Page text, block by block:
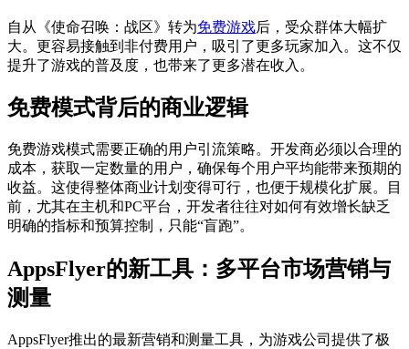
自从《使命召唤：战区》转为免费游戏后，受众群体大幅扩
大。更容易接触到非付费用户，吸引了更多玩家加入。这不仅
提升了游戏的普及度，也带来了更多潜在收入。
免费模式背后的商业逻辑
免费游戏模式需要正确的用户引流策略。开发商必须以合理的
成本，获取一定数量的用户，确保每个用户平均能带来预期的
收益。这使得整体商业计划变得可行，也便于规模化扩展。目
前，尤其在主机和PC平台，开发者往往对如何有效增长缺乏
明确的指标和预算控制，只能“盲跑”。
AppsFlyer的新工具：多平台市场营销与
测量
AppsFlyer推出的最新营销和测量工具，为游戏公司提供了极